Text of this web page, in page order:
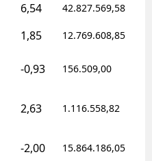
6,54 42.827.569,58
1,85 12.769.608,85
-0,93 156.509,00
2,63 1.116.558,82
-2,00 15.864.186,05